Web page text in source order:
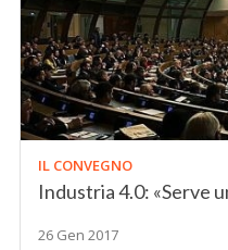
IL CONVEGNO
Industria 4.0: «Serve
26 Gen 2017